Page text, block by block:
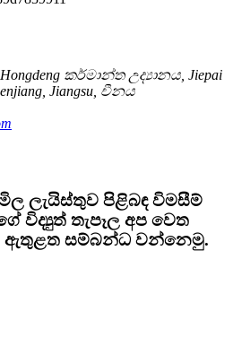
Hongdeng කර්මාන්ත උද්‍යානය, Jiepai
Jiangsu, චීනය
ලැයිස්තුව පිළිබඳ විමසීම්
විද්‍යුත් තැපෑල අප වෙත
ඇතුළත සම්බන්ධ වන්නෙමු.